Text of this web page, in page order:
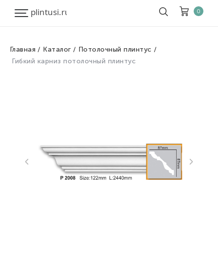
Корзина
0
Главная Каталог
Потолочный плинтус
Гибкий карниз потолочный плинтус